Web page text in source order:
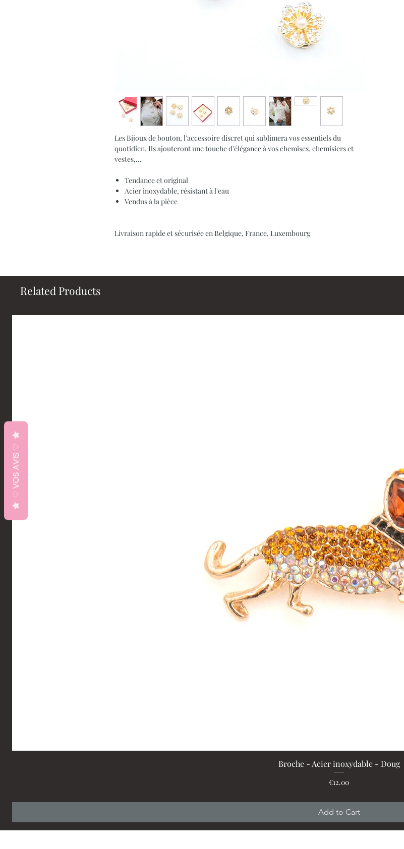
Les Bijoux de bouton, l'accessoire discret qui sublimera vos essentiels du
quotidien. Ils ajouteront une touche d'élégance à vos chemises, chemisiers et
vestes,...
Tendance et original
Acier inoxydable, résistant à l'eau
Vendus à la pièce
Livraison rapide et sécurisée en Belgique, France, Luxembourg
Related Products
Quick View
Broche - Acier inoxydable - Doug
Price
€12.00
Add to Cart
♡ VOS AVIS ♡